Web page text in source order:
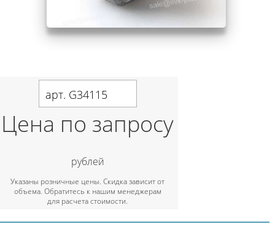
арт. G34115
Цена по запросу
рублей
Указаны розничные цены. Скидка зависит от
объема. Обратитесь к нашим менеджерам
для расчета стоимости.